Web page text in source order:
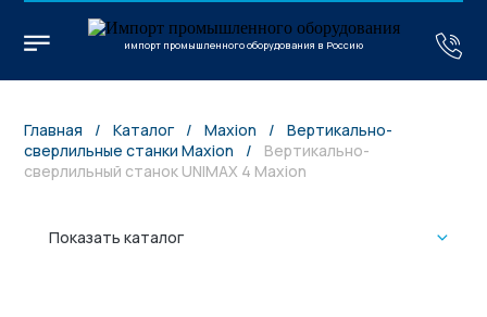
импорт промышленного оборудования в Россию
Главная / Каталог / Maxion /
Вертикально-
сверлильные станки Maxion
/
Вертикально-
сверлильный станок UNIMAX 4 Maxion
Показать каталог